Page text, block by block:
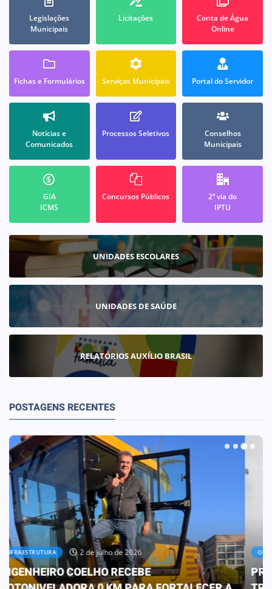
Legislações
Municipais
Licitações
Conta de Água
Online
Fichas e Formulários Serviços Municipais Portal do Servidor
Notícias e
Comunicados
Processos Seletivos
Conselhos
Municipais
GIA
ICMS
Concursos Públicos
2ª via do
IPTU
UNIDADES ESCOLARES
UNIDADES DE SAÚDE
RELATÓRIOS AUXÍLIO BRASIL
POSTAGENS RECENTES
OBRAS 30 de junho de 2026
PREFEITURA CONCLUI OBRA QUE